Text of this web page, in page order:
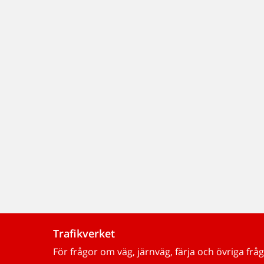
Trafikverket
För frågor om väg, järnväg, färja och övriga